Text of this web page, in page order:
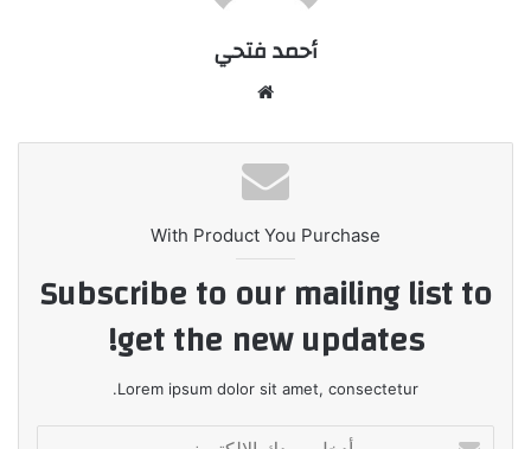
أحمد فتحي
With Product You Purchase
Subscribe to our mailing list to
get the new updates!
Lorem ipsum dolor sit amet, consectetur.